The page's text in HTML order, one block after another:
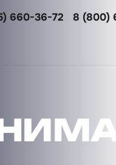
660-36-72 8 (800)